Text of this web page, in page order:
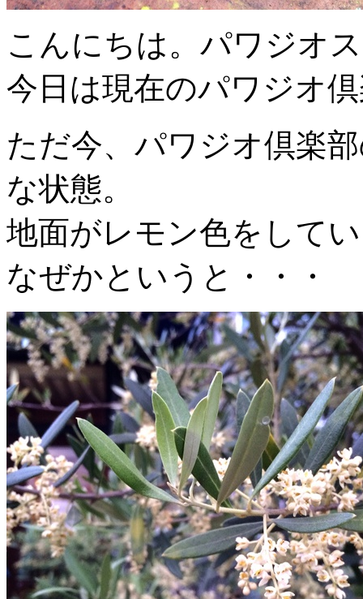
こんにちは。パワジオ
今日は現在のパワジオ
ただ今、パワジオ倶楽
な状態。
地面がレモン色をして
なぜかというと・・・